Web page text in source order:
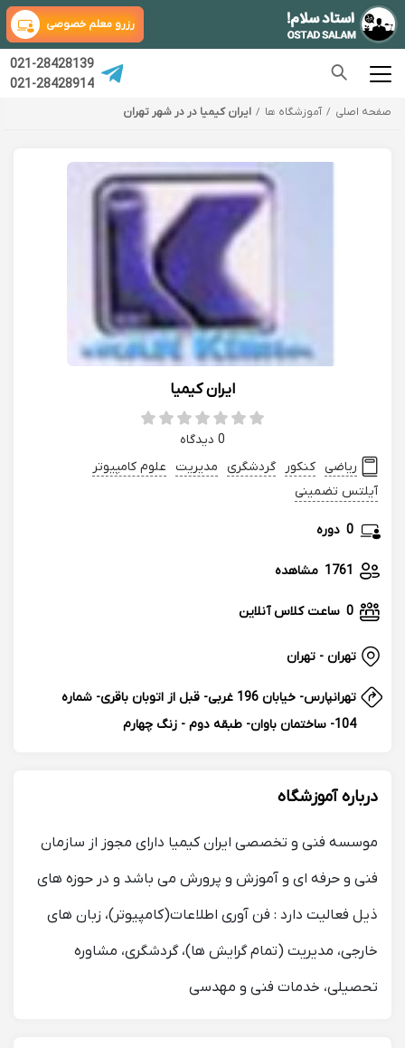
رزرو معلم خصوصی
021-28428139
021-28428914
صفحه اصلی آموزشگاه ها ایران کیمیا در در شهر تهران
ایران کیمیا
0 دیدگاه
ریاضی کنکور گردشگری مدیریت علوم کامپیوتر
آیلتس تضمینی
0 دوره
1761 مشاهده
0 ساعت کلاس آنلاین
تهران - تهران
تهرانپارس- خیابان 196 غربی- قبل از اتوبان باقری- شماره
104- ساختمان باوان- طبقه دوم - زنگ چهارم
درباره آموزشگاه
موسسه فنی و تخصصی ایران کیمیا دارای مجوز از سازمان
فنی و حرفه ای و آموزش و پرورش می باشد و در حوزه های
ذیل فعالیت دارد : فن آوری اطلاعات(کامپیوتر)، زبان های
خارجی، مدیریت (تمام گرایش ها)، گردشگری، مشاوره
تحصیلی، خدمات فنی و مهدسی